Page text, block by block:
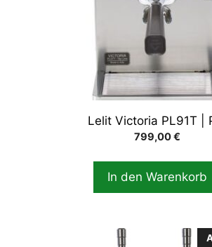
Lelit Victoria PL91T |
799,00€
In den Warenkorb